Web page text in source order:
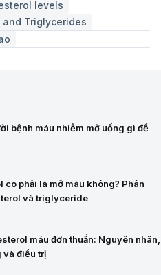
levels
and Triglycerides
bệnh máu nhiễm mỡ uống gì để
có phải là mỡ máu không? Phân
và triglyceride
máu đơn thuần: Nguyên nhân,
và điều trị